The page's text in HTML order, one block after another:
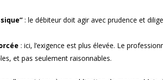
: le débiteur doit agir avec prudence et
: ici, l’exigence est plus élevée. Le
et pas seulement raisonnables.